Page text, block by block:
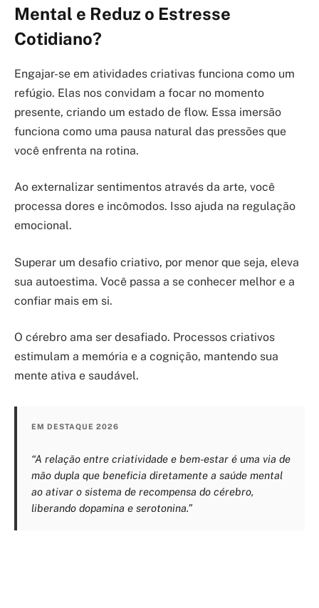
Mental e Reduz o Estresse
Cotidiano?
Engajar-se em atividades criativas funciona como um
refúgio. Elas nos convidam a focar no momento
presente, criando um estado de flow. Essa imersão
funciona como uma pausa natural das pressões que
você enfrenta na rotina.
Ao externalizar sentimentos através da arte, você
processa dores e incômodos. Isso ajuda na regulação
emocional.
Superar um desafio criativo, por menor que seja, eleva
sua autoestima. Você passa a se conhecer melhor e a
confiar mais em si.
O cérebro ama ser desafiado. Processos criativos
estimulam a memória e a cognição, mantendo sua
mente ativa e saudável.
EM DESTAQUE 2026
“A relação entre criatividade e bem-estar é uma via de
mão dupla que beneficia diretamente a saúde mental
ao ativar o sistema de recompensa do cérebro,
liberando dopamina e serotonina.”